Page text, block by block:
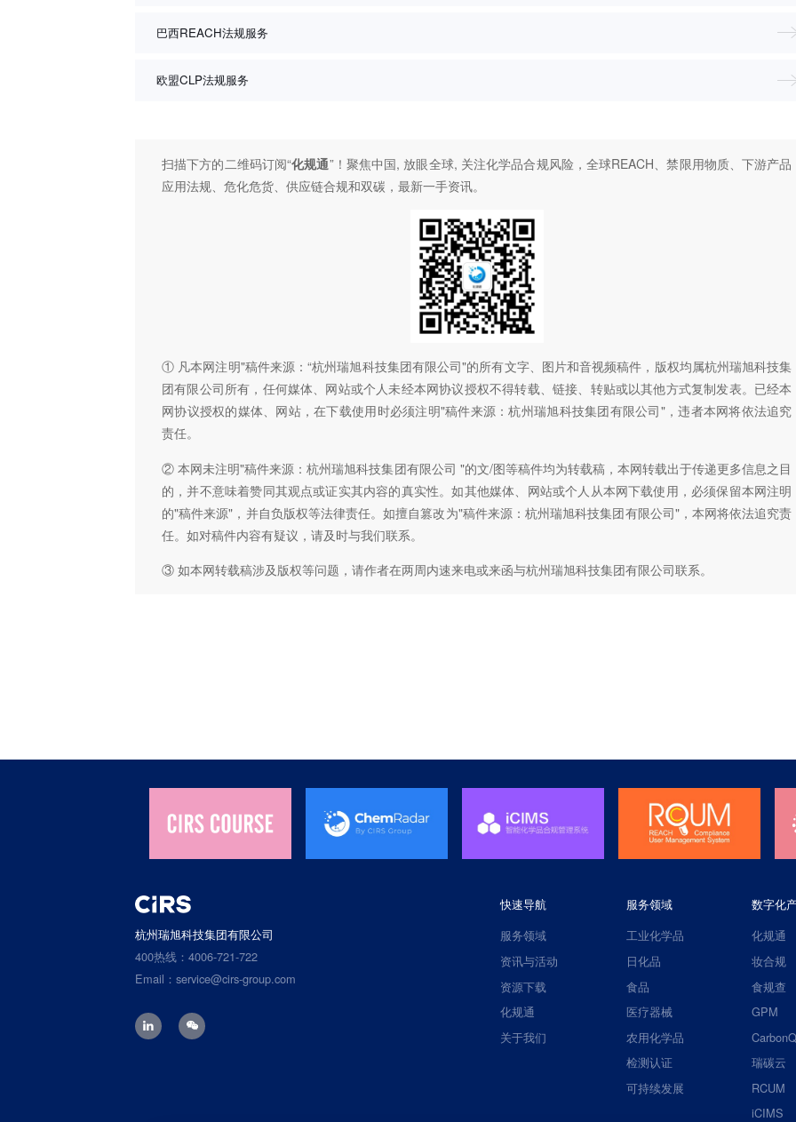
巴西REACH法规服务
欧盟CLP法规服务
扫描下方的二维码订阅“化规通”！聚焦中国, 放眼全球, 关注化学品合规风险，全球REACH、禁限用物质、下游产品
应用法规、危化危货、供应链合规和双碳，最新一手资讯。
① 凡本网注明"稿件来源：“杭州瑞旭科技集团有限公司"的所有文字、图片和音视频稿件，版权均属杭州瑞旭科技集
团有限公司所有，任何媒体、网站或个人未经本网协议授权不得转载、链接、转贴或以其他方式复制发表。已经本
网协议授权的媒体、网站，在下载使用时必须注明"稿件来源：杭州瑞旭科技集团有限公司"，违者本网将依法追究
责任。
② 本网未注明"稿件来源：杭州瑞旭科技集团有限公司 "的文/图等稿件均为转载稿，本网转载出于传递更多信息之目
的，并不意味着赞同其观点或证实其内容的真实性。如其他媒体、网站或个人从本网下载使用，必须保留本网注明
的"稿件来源"，并自负版权等法律责任。如擅自篡改为"稿件来源：杭州瑞旭科技集团有限公司"，本网将依法追究责
任。如对稿件内容有疑议，请及时与我们联系。
③ 如本网转载稿涉及版权等问题，请作者在两周内速来电或来函与杭州瑞旭科技集团有限公司联系。
杭州瑞旭科技集团有限公司
400热线：4006-721-722
Email：service@cirs-group.com
快速导航
服务领域
资讯与活动
资源下载
化规通
关于我们
服务领域
工业化学品
日化品
食品
医疗器械
农用化学品
检测认证
可持续发展
数字化
化规通
妆合规
食规查
GPM
瑞碳云
RCUM
iCIMS